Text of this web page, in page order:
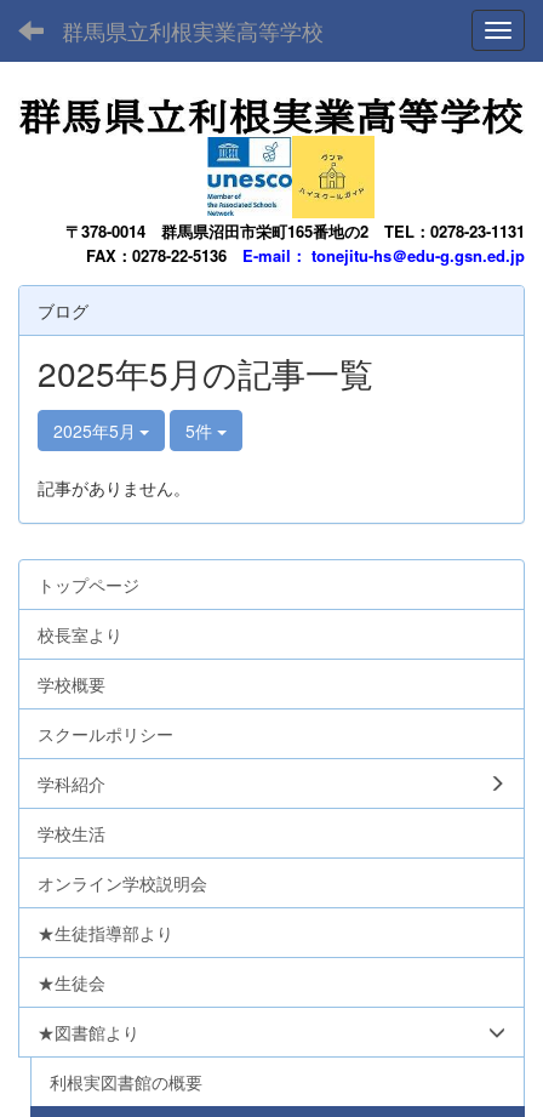
群馬県立利根実業高等学校
〒378-0014 群馬県沼田市栄町165番地の2 TEL：0278-23-1131
FAX：0278-22-5136 E-mail： tonejitu-hs＠edu-g.gsn.ed.jp
ブログ
2025年5月の記事一覧
2025年5月 5件
記事がありません。
トップページ
校長室より
学校概要
スクールポリシー
学科紹介
学校生活
オンライン学校説明会
★生徒指導部より
★生徒会
★図書館より
利根実図書館の概要